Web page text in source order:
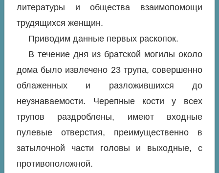
литературы и общества взаимопомощи
трудящихся женщин.
Приводим данные первых раскопок.
В течение дня из братской могилы около
дома было извлечено 23 трупа, совершенно
облаженных и разложившихся до
неузнаваемости. Черепные кости у всех
трупов раздроблены, имеют входные
пулевые отверстия, преимущественно в
затылочной части головы и выходные, с
противоположной.